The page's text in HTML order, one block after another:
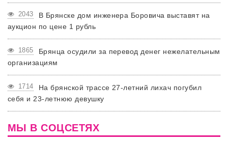
2043
В Брянске дом инженера Боровича выставят на
аукцион по цене 1 рубль
1865
Брянца осудили за перевод денег нежелательным
организациям
1714
На брянской трассе 27-летний лихач погубил
себя и 23-летнюю девушку
МЫ В СОЦСЕТЯХ